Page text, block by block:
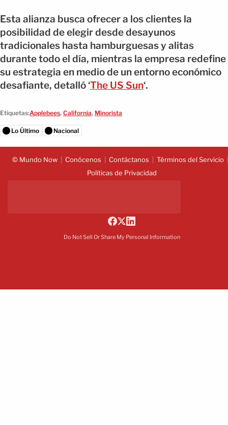
Esta alianza busca ofrecer a los clientes la
posibilidad de elegir desde desayunos
tradicionales hasta hamburguesas y alitas
durante todo el día, mientras la empresa redefine
su estrategia en medio de un entorno económico
desafiante, detalló ‘The US Sun‘.
Etiquetas:Applebees, California, Minorista
Lo Último Nacional
© Mundo Now Conócenos Contáctanos
Términos del Servicio
Políticas de Privacidad
Do Not Sell Or Share My Personal Information